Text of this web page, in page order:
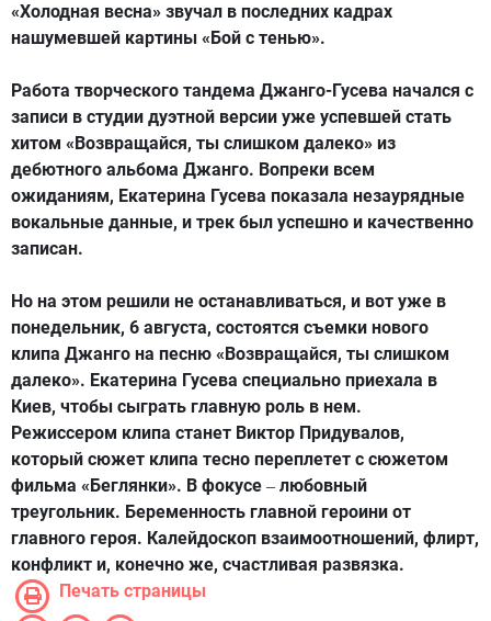
«Холодная весна» звучал в последних кадрах
нашумевшей картины «Бой с тенью».
Работа творческого тандема Джанго-Гусева начался с
записи в студии дуэтной версии уже успевшей стать
хитом «Возвращайся, ты слишком далеко» из
дебютного альбома Джанго. Вопреки всем
ожиданиям, Екатерина Гусева показала незаурядные
вокальные данные, и трек был успешно и качественно
записан.
Но на этом решили не останавливаться, и вот уже в
понедельник, 6 августа, состоятся съемки нового
клипа Джанго на песню «Возвращайся, ты слишком
далеко». Екатерина Гусева специально приехала в
Киев, чтобы сыграть главную роль в нем.
Режиссером клипа станет Виктор Придувалов,
который сюжет клипа тесно переплетет с сюжетом
фильма «Беглянки». В фокусе – любовный
треугольник. Беременность главной героини от
главного героя. Калейдоскоп взаимоотношений, флирт,
конфликт и, конечно же, счастливая развязка.
Печать страницы